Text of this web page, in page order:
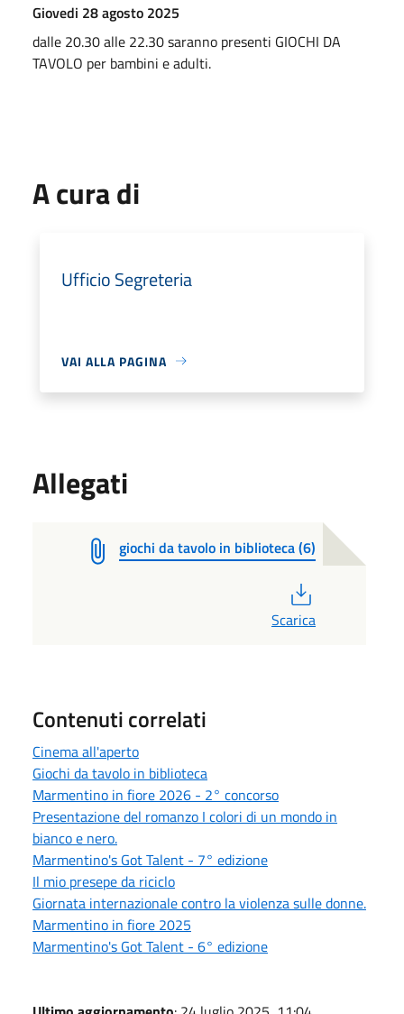
Giovedi 28 agosto 2025
dalle 20.30 alle 22.30 saranno presenti GIOCHI DA
TAVOLO per bambini e adulti.
A cura di
Ufficio Segreteria
VAI ALLA PAGINA
Allegati
giochi da tavolo in biblioteca (6)
Scarica
Contenuti correlati
Cinema all'aperto
Giochi da tavolo in biblioteca
Marmentino in fiore 2026 - 2° concorso
Presentazione del romanzo I colori di un mondo in
bianco e nero.
Marmentino's Got Talent - 7° edizione
Il mio presepe da riciclo
Giornata internazionale contro la violenza sulle donne.
Marmentino in fiore 2025
Marmentino's Got Talent - 6° edizione